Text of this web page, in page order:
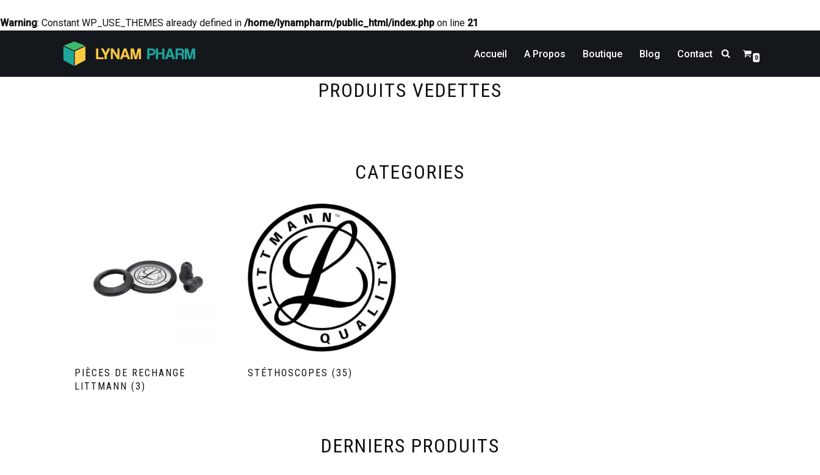
Warning: Constant WP_USE_THEMES already defined in /home/lynampharm/public_html/index.php on line 21
au
Accueil A Propos Boutique Blog Contact 0
PRODUITS VEDETTES
CATEGORIES
PIÈCES DE RECHANGE
LITTMANN (3)
STÉTHOSCOPES(35)
DERNIERS PRODUITS